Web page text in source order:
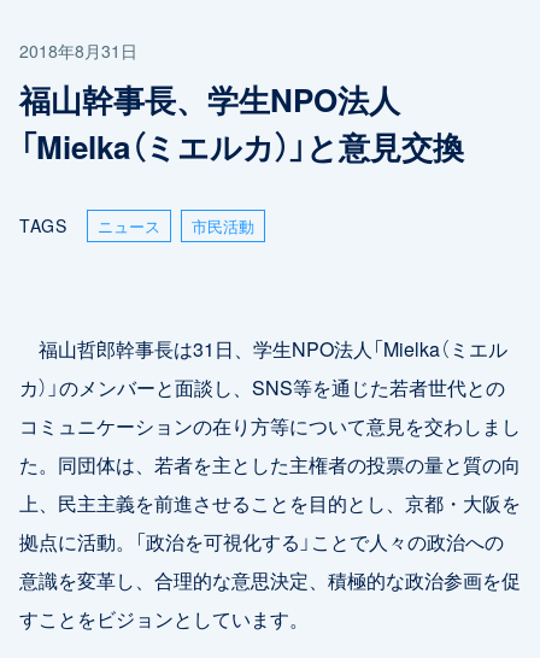
2018年8月31日
福山幹事長、学生NPO法人
「Mielka（ミエルカ）」と意見交換
TAGS ニュース 市民活動
福山哲郎幹事長は31日、学生NPO法人「Mielka（ミエル
カ）」のメンバーと面談し、SNS等を通じた若者世代との
コミュニケーションの在り方等について意見を交わしまし
た。同団体は、若者を主とした主権者の投票の量と質の向
上、民主主義を前進させることを目的とし、京都・大阪を
拠点に活動。「政治を可視化する」ことで人々の政治への
意識を変革し、合理的な意思決定、積極的な政治参画を促
すことをビジョンとしています。